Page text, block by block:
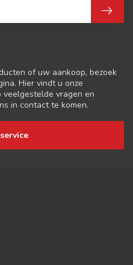
of uw aankoop, bezoek
Hier vindt u onze
vragen en
in contact te komen.